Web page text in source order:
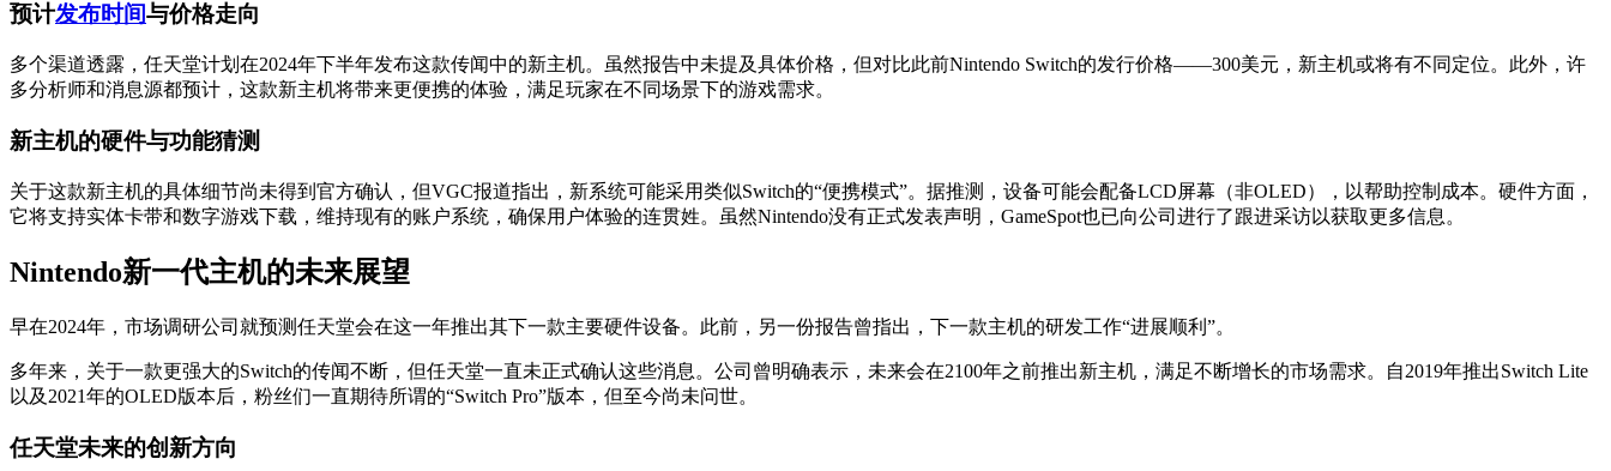
预计发布时间与价格走向
多个渠道透露，任天堂计划在2024年下半年发布这款传闻中的新主机。虽然报告中未提及具体价格，但对比此前Nintendo Switch的发行价格——300美元，新主机或将有不同定位。此外，许
多分析师和消息源都预计，这款新主机将带来更便携的体验，满足玩家在不同场景下的游戏需求。
新主机的硬件与功能猜测
关于这款新主机的具体细节尚未得到官方确认，但VGC报道指出，新系统可能采用类似Switch的“便携模式”。据推测，设备可能会配备LCD屏幕（非OLED），以帮助控制成本。硬件方面，
它将支持实体卡带和数字游戏下载，维持现有的账户系统，确保用户体验的连贯姓。虽然Nintendo没有正式发表声明，GameSpot也已向公司进行了跟进采访以获取更多信息。
Nintendo新一代主机的未来展望
早在2024年，市场调研公司就预测任天堂会在这一年推出其下一款主要硬件设备。此前，另一份报告曾指出，下一款主机的研发工作“进展顺利”。
多年来，关于一款更强大的Switch的传闻不断，但任天堂一直未正式确认这些消息。公司曾明确表示，未来会在2100年之前推出新主机，满足不断增长的市场需求。自2019年推出Switch Lite
以及2021年的OLED版本后，粉丝们一直期待所谓的“Switch Pro”版本，但至今尚未问世。
任天堂未来的创新方向